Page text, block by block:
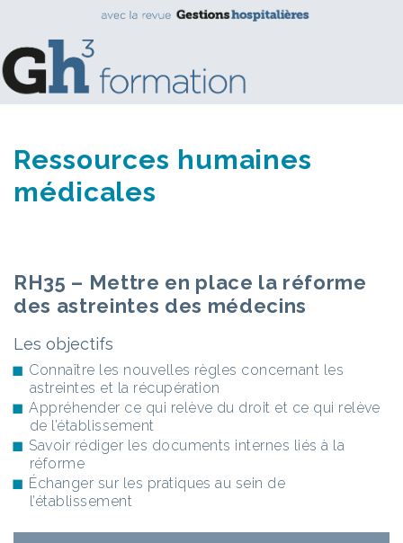
Ressources humaines
médicales
RH35 – Mettre en place la réforme
des astreintes des médecins
Les objectifs
Connaître les nouvelles règles concernant les
astreintes et la récupération
Appréhender ce qui relève du droit et ce qui relève
de l’établissement
Savoir rédiger les documents internes liés à la
réforme
Échanger sur les pratiques au sein de
l’établissement